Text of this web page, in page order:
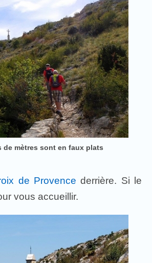
de mètres sont en faux plats
de Provence derrière. Si le
vous accueillir.